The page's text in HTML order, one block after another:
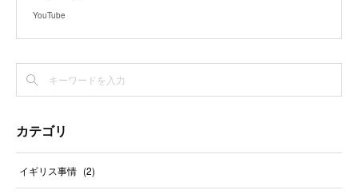
YouTube
カテゴリ
イギリス事情 (2)